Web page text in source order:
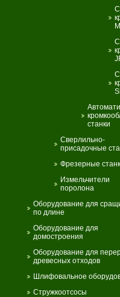
станки
Сверлильно-
присадочные
Фрезерные
Измельчители
поролона
Оборудование для
по длине
Оборудование для
домостроения
Оборудование для
древесных отходов
Шлифовальное
Стружкоотсосы